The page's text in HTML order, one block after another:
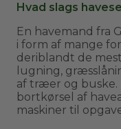
Hvad slags
En havemand fra
i form af mange
deriblandt de
lugning,
af træer og buske.
bortkørsel af
maskiner til